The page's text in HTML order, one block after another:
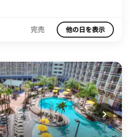
完売 他の日を表示